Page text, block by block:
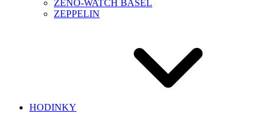
ZENO-WATCH BASEL
ZEPPELIN
HODINKY